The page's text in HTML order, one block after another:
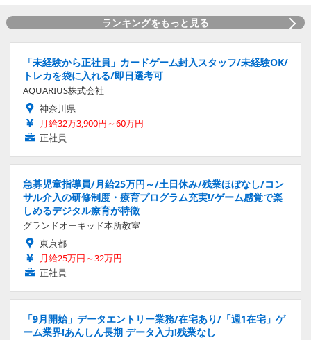
ランキングをもっと見る
「未経験から正社員」カードゲーム封入スタッフ/未経験OK/
トレカを袋に入れる/即日選考可
AQUARIUS株式会社
神奈川県
月給32万3,900円～60万円
正社員
急募児童指導員/月給25万円～/土日休み/残業ほぼなし/コン
サル介入の研修制度・療育プログラム充実!/ゲーム感覚で楽
しめるデジタル療育が特徴
グランドオーキッド本所教室
東京都
月給25万円～32万円
正社員
「9月開始」データエントリー業務/在宅あり/「週1在宅」ゲ
ーム業界!あんしん長期 データ入力!残業なし